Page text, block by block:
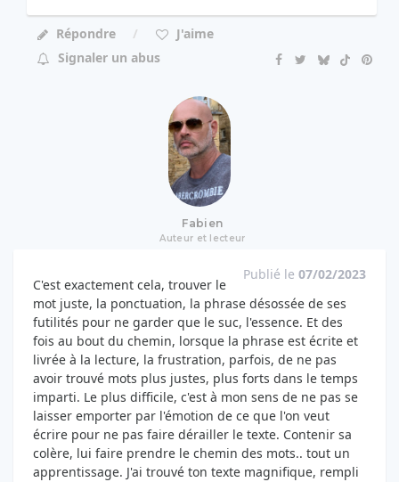
Répondre
J'aime
Signaler un abus
Fabien
Auteur et lecteur
Publié le 07/02/2023
C'est exactement cela, trouver le
mot juste, la ponctuation, la phrase désossée de ses
futilités pour ne garder que le suc, l'essence. Et des
fois au bout du chemin, lorsque la phrase est écrite et
livrée à la lecture, la frustration, parfois, de ne pas
avoir trouvé mots plus justes, plus forts dans le temps
imparti. Le plus difficile, c'est à mon sens de ne pas se
laisser emporter par l'émotion de ce que l'on veut
écrire pour ne pas faire dérailler le texte. Contenir sa
colère, lui faire prendre le chemin des mots.. tout un
apprentissage. J'ai trouvé ton texte magnifique, rempli